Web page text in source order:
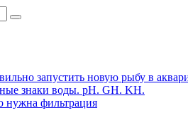
запустить новую рыбу в
знаки воды. рН. GH. KH.
нужна фильтрация